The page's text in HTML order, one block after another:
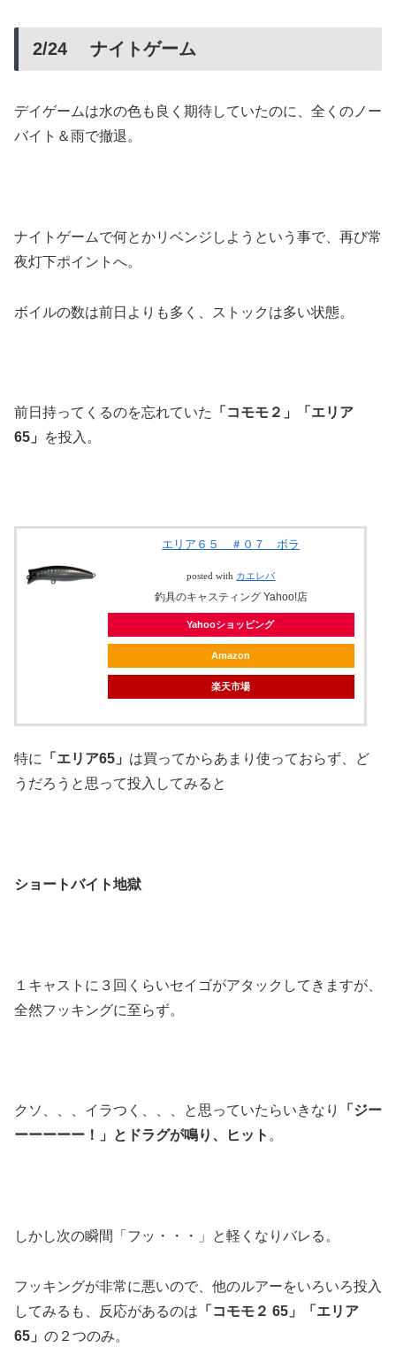
2/24 ナイトゲーム
デイゲームは水の色も良く期待していたのに、全くのノー
バイト＆雨で撤退。
ナイトゲームで何とかリベンジしようという事で、再び常
夜灯下ポイントへ。
ボイルの数は前日よりも多く、ストックは多い状態。
前日持ってくるのを忘れていた
「コモモ２」「エリア
65」
を投入。
エリア６５ ＃０７ ボラ
posted with カエレバ
釣具のキャスティング Yahoo!店
Yahooショッピング
Amazon
楽天市場
特に 「エリア65」 は買ってからあまり使っておらず、ど
うだろうと思って投入してみると
ショートバイト地獄
１キャストに３回くらいセイゴがアタックしてきますが、
全然フッキングに至らず。
クソ、、、イラつく、、、と思っていたらいきなり
「ジー
ーーーーー！」とドラグが鳴り、ヒット 。
しかし次の瞬間「フッ・・・」と軽くなりバレる。
フッキングが非常に悪いので、他のルアーをいろいろ投入
してみるも、反応があるのは 「コモモ２ 65」「エリア
65」 の２つのみ。